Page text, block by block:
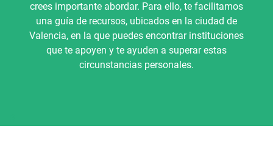
crees importante abordar. Para ello, te facilitamos
una guía de recursos, ubicados en la ciudad de
Valencia, en la que puedes encontrar instituciones
que te apoyen y te ayuden a superar estas
circunstancias personales.